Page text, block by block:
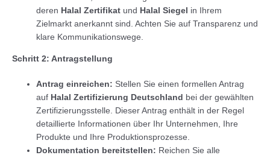
deren Halal Zertifikat und Halal Siegel in Ihrem
Zielmarkt anerkannt sind. Achten Sie auf Transparenz und
klare Kommunikationswege.
Schritt 2: Antragstellung
Antrag einreichen: Stellen Sie einen formellen Antrag
auf Halal Zertifizierung Deutschland bei der gewählten
Zertifizierungsstelle. Dieser Antrag enthält in der Regel
detaillierte Informationen über Ihr Unternehmen, Ihre
Produkte und Ihre Produktionsprozesse.
Dokumentation bereitstellen: Reichen Sie alle